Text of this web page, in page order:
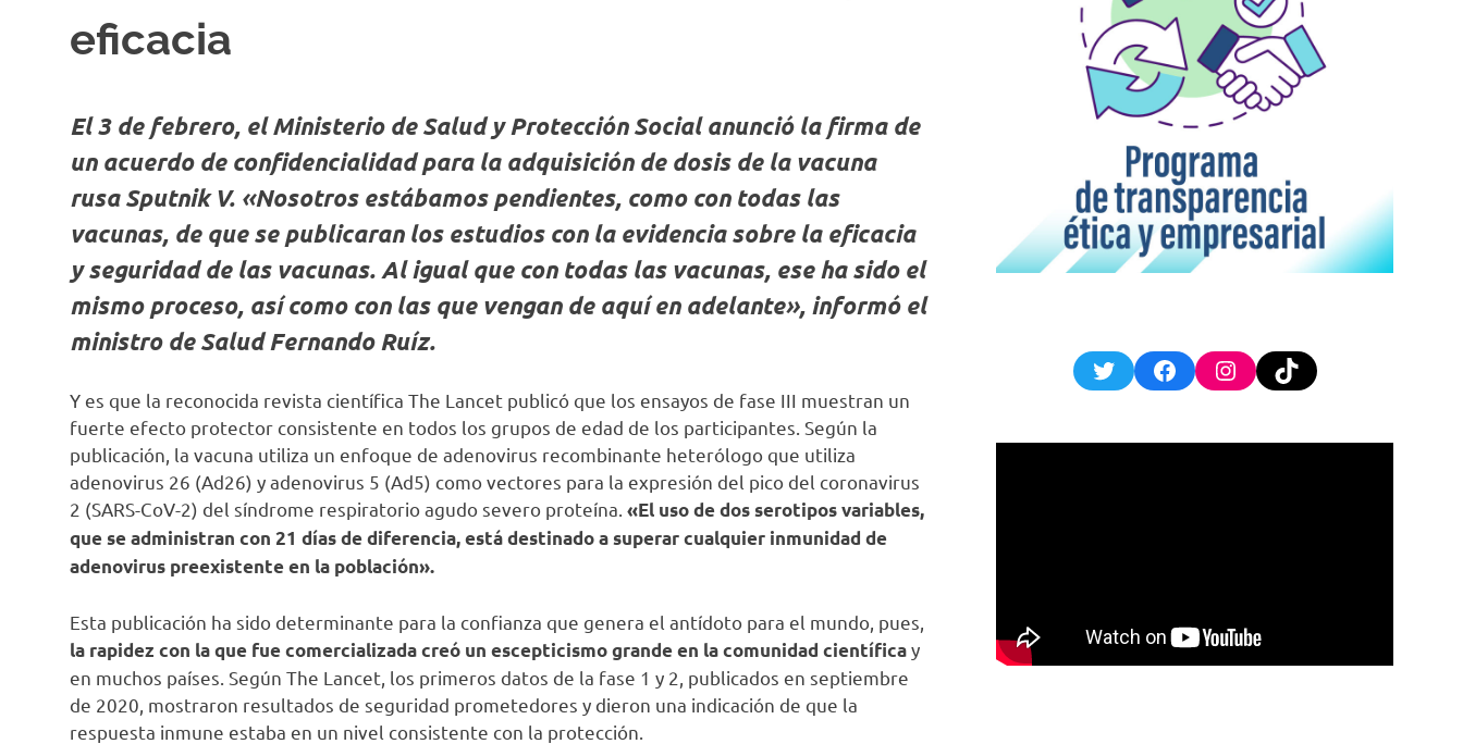
eficacia
El 3 de febrero, el Ministerio de Salud y Protección Social anunció la firma de
un acuerdo de confidencialidad para la adquisición de dosis de la vacuna
rusa Sputnik V. «Nosotros estábamos pendientes, como con todas las
vacunas, de que se publicaran los estudios con la evidencia sobre la eficacia
y seguridad de las vacunas. Al igual que con todas las vacunas, ese ha sido el
mismo proceso, así como con las que vengan de aquí en adelante», informó el
ministro de Salud Fernando Ruíz.
Y es que la reconocida revista científica The Lancet publicó que los ensayos de fase III muestran un
fuerte efecto protector consistente en todos los grupos de edad de los participantes. Según la
publicación, la vacuna utiliza un enfoque de adenovirus recombinante heterólogo que utiliza
adenovirus 26 (Ad26) y adenovirus 5 (Ad5) como vectores para la expresión del pico del coronavirus
2 (SARS-CoV-2) del síndrome respiratorio agudo severo proteína. «El uso de dos serotipos variables,
que se administran con 21 días de diferencia, está destinado a superar cualquier inmunidad de
adenovirus preexistente en la población».
Esta publicación ha sido determinante para la confianza que genera el antídoto para el mundo, pues,
la rapidez con la que fue comercializada creó un escepticismo grande en la comunidad científicay
en muchos países. Según The Lancet, los primeros datos de la fase 1 y 2, publicados en septiembre
de 2020, mostraron resultados de seguridad prometedores y dieron una indicación de que la
respuesta inmune estaba en un nivel consistente con la protección.
TwitterFacebookInstagram
TikTok